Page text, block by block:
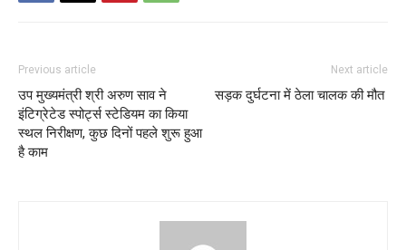
Previous article
उप मुख्यमंत्री श्री अरुण साव ने
इंटिग्रेटेड स्पोर्ट्स स्टेडियम का किया
स्थल निरीक्षण, कुछ दिनों पहले शुरू हुआ
है काम
Next article
सड़क दुर्घटना में ठेला चालक की मौत